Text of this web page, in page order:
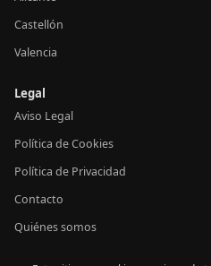
Castellón
Valencia
Legal
Aviso Legal
Política de Cookies
Política de Privacidad
Contacto
Quiénes somos